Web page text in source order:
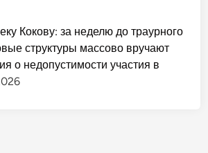
Кокову: за неделю до траурного
структуры массово вручают
о недопустимости участия в